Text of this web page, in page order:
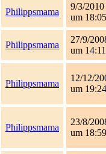
Philippsmama
9/3/2010
um 18:05
Philippsmama
27/9/
um 14:11
Philippsmama
12/12/
um 19:24
Philippsmama
23/8/
um 18:59